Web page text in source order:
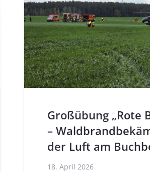
Großübung „Rote
–
der Luft am
18. April 2026